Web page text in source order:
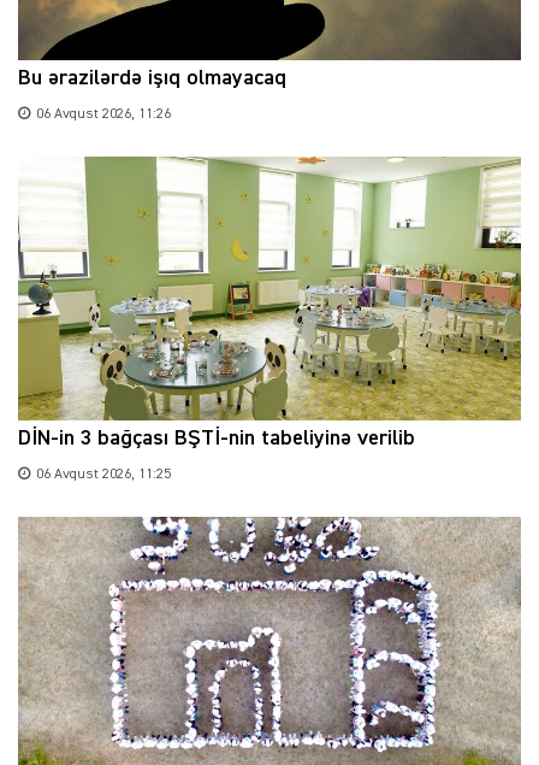
Bu ərazilərdə işıq olmayacaq
06 Avqust 2026, 11:26
DİN-in 3 bağçası BŞTİ-nin tabeliyinə verilib
06 Avqust 2026, 11:25